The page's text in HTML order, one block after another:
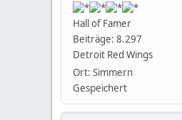
Hall of Famer
Beiträge: 8.297
Detroit Red Wings
Ort: Simmern
Gespeichert